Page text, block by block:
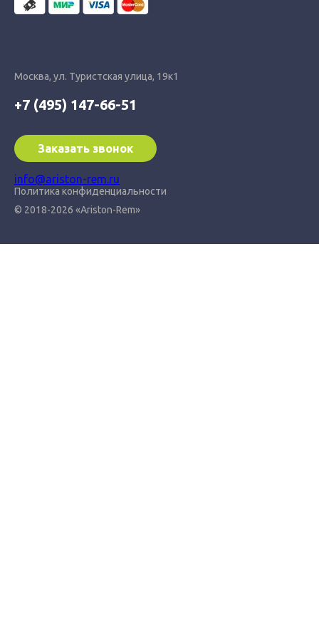
Москва, ул. Туристская улица, 19к1
+7 (495) 147-66-51
Заказать звонок
info@ariston-rem.ru
Политика конфиденциальности
© 2018-2026 «Ariston-Rem»